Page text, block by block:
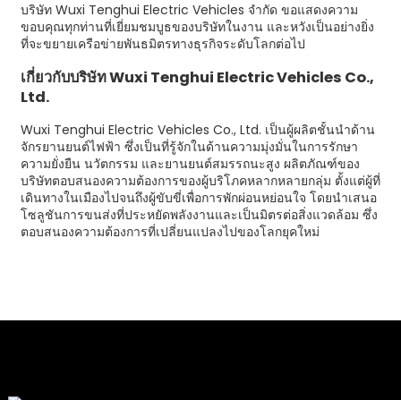
บริษัท Wuxi Tenghui Electric Vehicles จำกัด ขอแสดงความ
ขอบคุณทุกท่านที่เยี่ยมชมบูธของบริษัทในงาน และหวังเป็นอย่างยิ่ง
ที่จะขยายเครือข่ายพันธมิตรทางธุรกิจระดับโลกต่อไป
เกี่ยวกับบริษัท Wuxi Tenghui Electric Vehicles Co.,
Ltd.
Wuxi Tenghui Electric Vehicles Co., Ltd. เป็นผู้ผลิตชั้นนำด้าน
จักรยานยนต์ไฟฟ้า ซึ่งเป็นที่รู้จักในด้านความมุ่งมั่นในการรักษา
ความยั่งยืน นวัตกรรม และยานยนต์สมรรถนะสูง ผลิตภัณฑ์ของ
บริษัทตอบสนองความต้องการของผู้บริโภคหลากหลายกลุ่ม ตั้งแต่ผู้ที่
เดินทางในเมืองไปจนถึงผู้ขับขี่เพื่อการพักผ่อนหย่อนใจ โดยนำเสนอ
โซลูชันการขนส่งที่ประหยัดพลังงานและเป็นมิตรต่อสิ่งแวดล้อม ซึ่ง
ตอบสนองความต้องการที่เปลี่ยนแปลงไปของโลกยุคใหม่